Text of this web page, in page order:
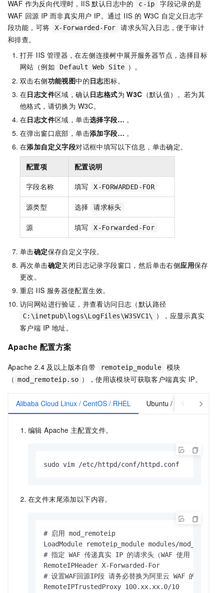
WAF 作为反向代理时，IIS 默认日志中的 c-ip
字段记录的是
WAF 回源 IP 而非真实用户 IP。通过 IIS 的 W3C 自定义日志字
段功能，可将
X-Forwarded-For
请求头写入日志，便于审计
和排查。
打开 IIS 管理器，在左侧连接树中展开服务器节点，选择目标
网站（例如
Default Web Site ）。
双击右侧功能视图中的日志图标。
在日志文件区域，确认 日志格式为W3C （默认值）。若为其
他格式，请切换为 W3C。
在日志文件区域，单击选择字段… 。
在弹出窗口底部，单击添加字段… 。
在添加自定义字段对话框中填写以下信息，单击确定。
配置项 配置说明
字段名称 填写 X-FORWARDED-FOR
源类型 选择 请求标头
源 填写 X-Forwarded-For
单击确定保存自定义字段。
再次单击确定关闭日志记录字段窗口，然后单击右侧应用保存
更改。
重启 IIS 服务器使配置生效。
访问网站进行验证，并查看访问日志（默认路径
C:\inetpub\logs\LogFiles\W3SVC1\
），应显示真实
客户端 IP 地址。
Apache 配置方案
Apache 2.4 及以上版本自带 remoteip_module
模块
（ mod_remoteip.so ），使用该模块可获取客户端真实 IP。
Alibaba Cloud Linux / CentOS / RHEL Ubuntu / Debian
编辑 Apache 主配置文件。
sudo vim /etc/httpd/conf/httpd.conf
在文件末尾添加以下内容。
# 启用 mod_remoteip
LoadModule remoteip_module modules/
# 指定 WAF 传递真实 IP 的请求头（WAF 使用 X-
RemoteIPHeader X-Forwarded-For
# 设置WAF回源IP段 请务必替换为阿里云 WAF 的回源
RemoteIPTrustedProxy 100.xx.xx.0/10